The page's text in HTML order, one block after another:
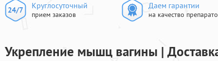
Круглосуточный
прием заказов
Даем гарантии
на качество
Укрепление мышц вагины |